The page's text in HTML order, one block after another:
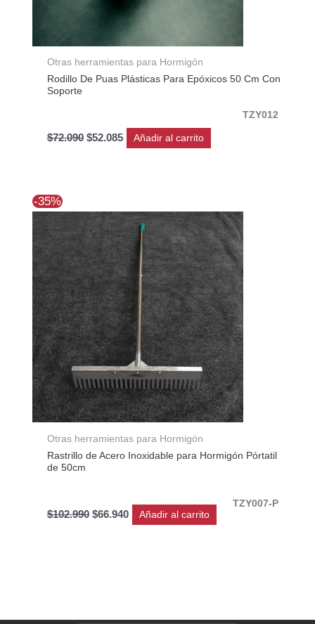
Otras herramientas para Hormigón
Rodillo De Puas Plásticas Para Epóxicos 50 Cm Con
Soporte
TZY012
$72.090 $52.085 Añadir al carrito
-35%
Otras herramientas para Hormigón
Rastrillo de Acero Inoxidable para Hormigón Pórtatil
de 50cm
TZY007-P
$102.990
precio
original
era:
$102.990.
$66.940
precio
actual
es:
$66.940.
Añadir al carrito